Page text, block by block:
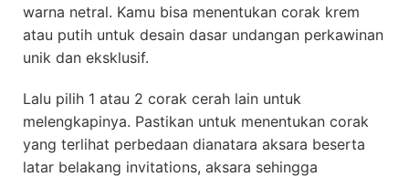
warna netral. Kamu bisa menentukan corak krem
atau putih untuk desain dasar undangan perkawinan
unik dan eksklusif.
Lalu pilih 1 atau 2 corak cerah lain untuk
melengkapinya. Pastikan untuk menentukan corak
yang terlihat perbedaan dianatara aksara beserta
latar belakang invitations, aksara sehingga